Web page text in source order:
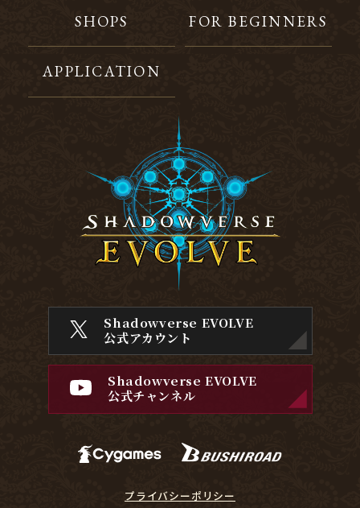
SHOPS FOR BEGINNERS
APPLICATION
Shadowverse EVOLVE
公式アカウント
Shadowverse EVOLVE
公式チャンネル
プライバシーポリシー